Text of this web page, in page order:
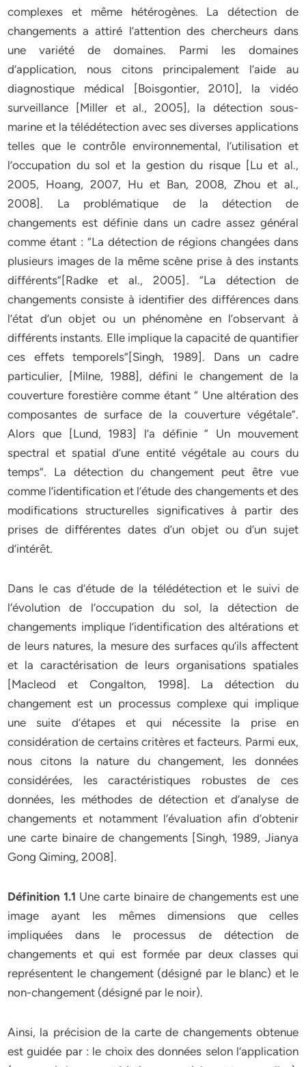
complexes et même hétérogènes. La détection de
changements a attiré l’attention des chercheurs dans
une variété de domaines. Parmi les domaines
d’application, nous citons principalement l’aide au
diagnostique médical [Boisgontier, 2010], la vidéo
surveillance [Miller et al., 2005], la détection sous-
marine et la télédétection avec ses diverses applications
telles que le contrôle environnemental, l’utilisation et
l’occupation du sol et la gestion du risque [Lu et al.,
2005, Hoang, 2007, Hu et Ban, 2008, Zhou et al.,
2008]. La problématique de la détection de
changements est définie dans un cadre assez général
comme étant : “La détection de régions changées dans
plusieurs images de la même scène prise à des instants
différents”[Radke et al., 2005]. “La détection de
changements consiste à identifier des différences dans
l’état d’un objet ou un phénomène en l’observant à
différents instants. Elle implique la capacité de quantifier
ces effets temporels”[Singh, 1989]. Dans un cadre
particulier, [Milne, 1988], défini le changement de la
couverture forestière comme étant “ Une altération des
composantes de surface de la couverture végétale”.
Alors que [Lund, 1983] l’a définie “ Un mouvement
spectral et spatial d’une entité végétale au cours du
temps”. La détection du changement peut être vue
comme l’identification et l’étude des changements et des
modifications structurelles significatives à partir des
prises de différentes dates d’un objet ou d’un sujet
d’intérêt.
Dans le cas d’étude de la télédétection et le suivi de
l’évolution de l’occupation du sol, la détection de
changements implique l’identification des altérations et
de leurs natures, la mesure des surfaces qu’ils affectent
et la caractérisation de leurs organisations spatiales
[Macleod et Congalton, 1998]. La détection du
changement est un processus complexe qui implique
une suite d’étapes et qui nécessite la prise en
considération de certains critères et facteurs. Parmi eux,
nous citons la nature du changement, les données
considérées, les caractéristiques robustes de ces
données, les méthodes de détection et d’analyse de
changements et notamment l’évaluation afin d’obtenir
une carte binaire de changements [Singh, 1989, Jianya
Gong Qiming, 2008].
Définition 1.1 Une carte binaire de changements est une
image ayant les mêmes dimensions que celles
impliquées dans le processus de détection de
changements et qui est formée par deux classes qui
représentent le changement (désigné par le blanc) et le
non-changement (désigné par le noir).
Ainsi, la précision de la carte de changements obtenue
est guidée par : le choix des données selon l’application